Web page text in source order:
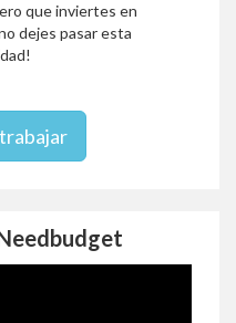
que inviertes en
dejes pasar esta